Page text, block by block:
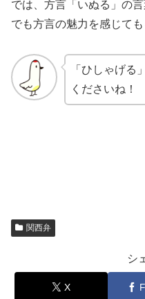
では、方言「いぬる」の
でも方言の魅力を感じても
「ひしゃげる
くださいね！
関西弁
シ
X